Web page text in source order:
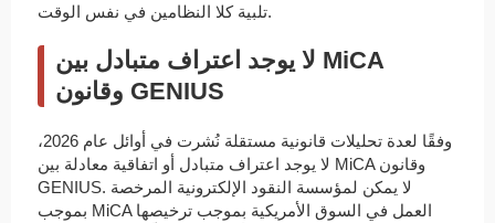
تلبية كلا النظامين في نفس الوقت.
لا يوجد اعتراف متبادل بين MiCA
وقانون GENIUS
وفقًا لعدة تحليلات قانونية مستقلة نُشرت في أوائل عام 2026،
لا يوجد اعتراف متبادل أو اتفاقية معادلة بين MiCA وقانون
GENIUS. لا يمكن لمؤسسة النقود الإلكترونية المرخصة
بموجب MiCA العمل في السوق الأمريكية بموجب ترخيصها